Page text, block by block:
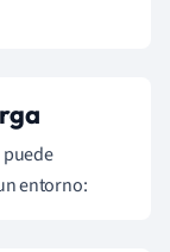
entorno: